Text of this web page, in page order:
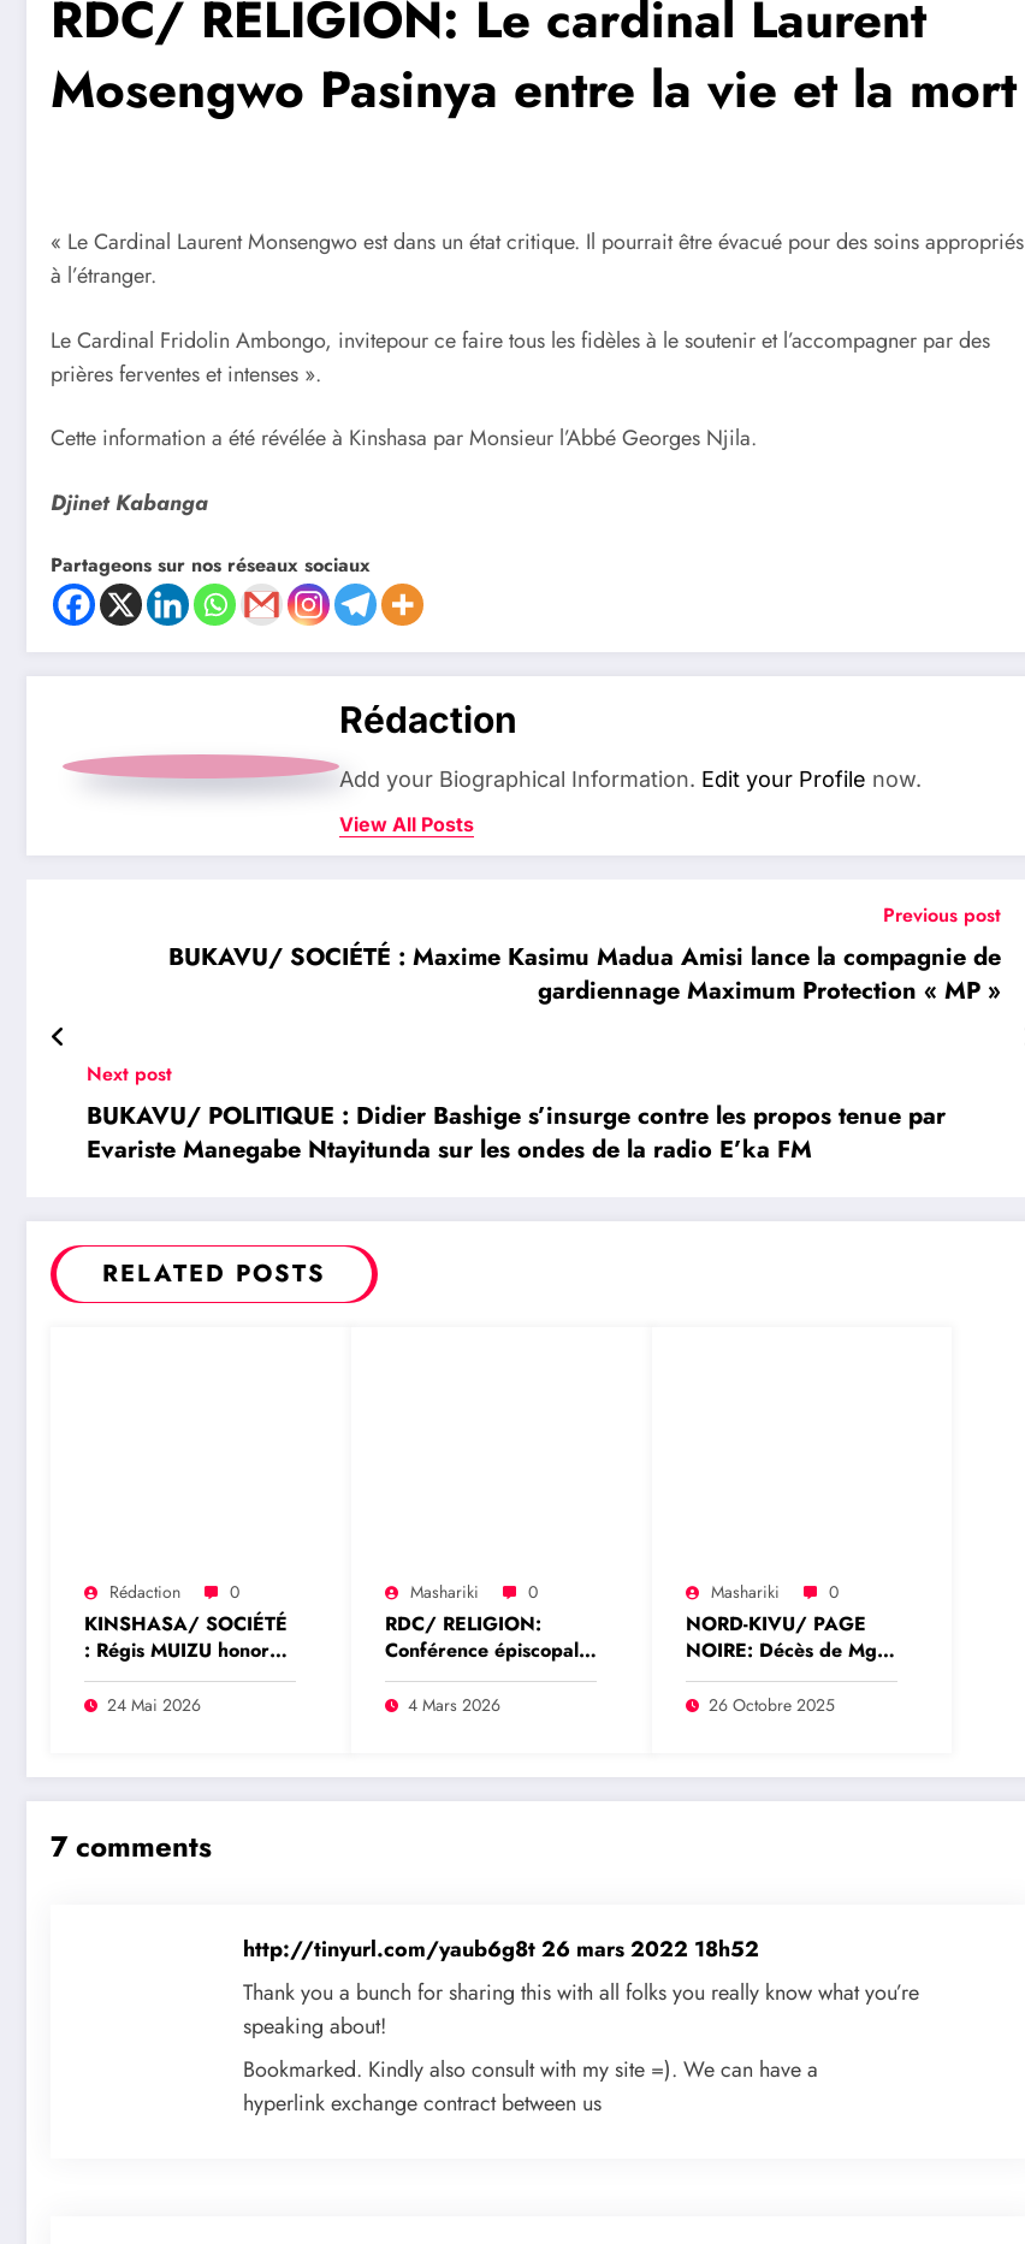
RDC/ RELIGION: Le cardinal Laurent
Mosengwo Pasinya entre la vie et la mort
« Le Cardinal Laurent Monsengwo est dans un état critique. Il pourrait être évacué pour des soins appropriés
à l’étranger.
Le Cardinal Fridolin Ambongo, invitepour ce faire tous les fidèles à le soutenir et l’accompagner par des
prières ferventes et intenses ».
Cette information a été révélée à Kinshasa par Monsieur l’Abbé Georges Njila.
Djinet Kabanga
Partageons sur nos réseaux sociaux
Rédaction
Add your Biographical Information. Edit your Profile now.
View All Posts
Previous post
BUKAVU/ SOCIÉTÉ : Maxime Kasimu Madua Amisi lance la compagnie de
gardiennage Maximum Protection « MP »
Next post
BUKAVU/ POLITIQUE : Didier Bashige s’insurge contre les propos tenue par
Evariste Manegabe Ntayitunda sur les ondes de la radio E’ka FM
RELATED POSTS
Rédaction 0
KINSHASA/ SOCIÉTÉ
: Régis MUIZU honoré
par l’Agence
Chrétienne du Grand
professionnel
24 Mai 2026
Mashariki 0
RDC/ RELIGION:
Conférence épiscopale
nationale du Congo
(CENCO) : des
l’élection de Mgr
Fulgence Muteba
4 Mars 2026
Mashariki 0
NORD-KIVU/ PAGE
NOIRE: Décès de Mgr
Faustin Ngabu, évêque
émérite de Goma
26 Octobre 2025
7 comments
http://tinyurl.com/yaub6g8t26 mars 2022 18h52
Thank you a bunch for sharing this with all folks you really know what you’re
speaking about!
Bookmarked. Kindly also consult with my site =). We can have a
hyperlink exchange contract between us